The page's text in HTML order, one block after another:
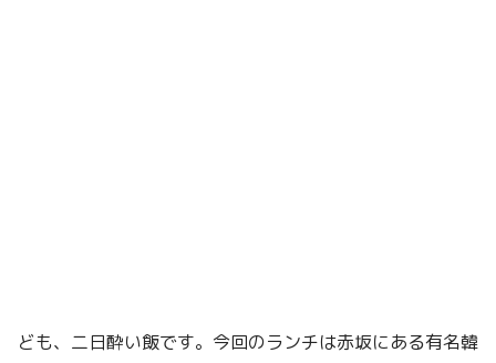
ども、二日酔い飯です。今回のランチは赤坂にある有名韓